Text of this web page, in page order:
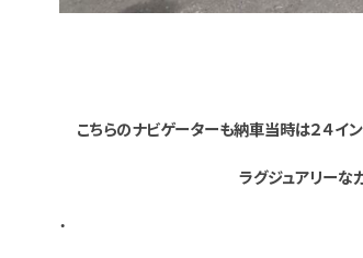
こちらのナビゲーターも納車当時は２４イ
ラグジュアリーな
・